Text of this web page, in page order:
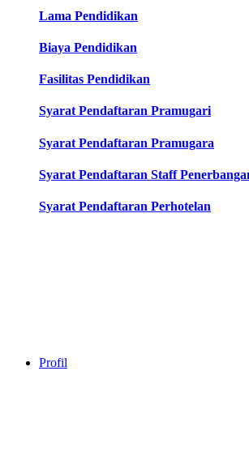
Lama Pendidikan
Biaya Pendidikan
Fasilitas Pendidikan
Syarat Pendaftaran Pramugari
Syarat Pendaftaran Pramugara
Syarat Pendaftaran Staff
Syarat Pendaftaran Perhotelan
Profil